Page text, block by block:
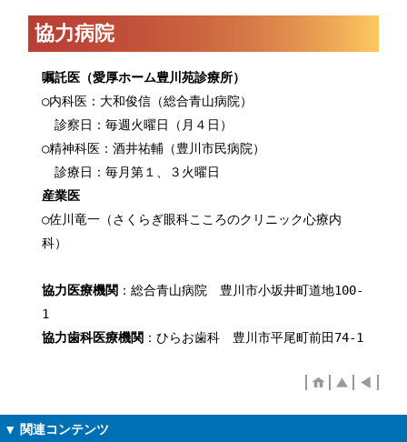
協力病院
嘱託医（愛厚ホーム豊川苑診療所）
○内科医：大和俊信（総合青山病院）
診察日：毎週火曜日（月４日）
○精神科医：酒井祐輔（豊川市民病院）
診療日：毎月第１、３火曜日
産業医
○佐川竜一（さくらぎ眼科こころのクリニック心療内
科）
協力医療機関 ：総合青山病院 豊川市小坂井町道地100-
1
協力歯科医療機関 ：ひらお歯科 豊川市平尾町前田74-1